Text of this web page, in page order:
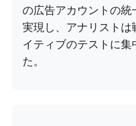
の広告アカウントの統
実現し、アナリスト
イティブのテストに
た。